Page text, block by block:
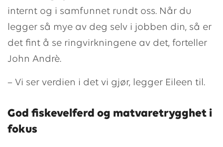
internt og i samfunnet rundt oss. Når du
legger så mye av deg selv i jobben din, så er
det fint å se ringvirkningene av det, forteller
John Andrè.
– Vi ser verdien i det vi gjør, legger Eileen til.
God fiskevelferd og matvaretrygghet i
fokus